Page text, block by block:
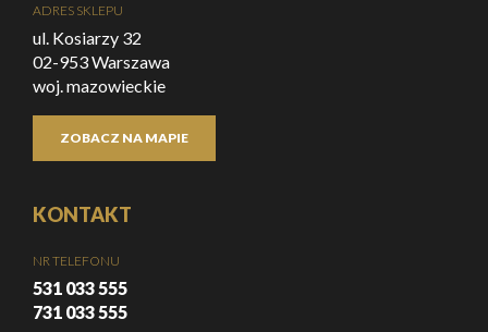
ADRES SKLEPU
ul. Kosiarzy 32
02-953 Warszawa
woj. mazowieckie
ZOBACZ NA MAPIE
KONTAKT
NR TELEFONU
531 033 555
731 033 555